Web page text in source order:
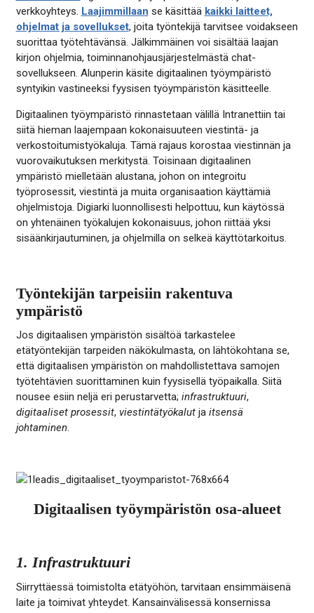
verkkoyhteys. Laajimmillaan se käsittää kaikki laitteet,
ohjelmat ja sovellukset, joita työntekijä tarvitsee voidakseen
suorittaa työtehtävänsä. Jälkimmäinen voi sisältää laajan
kirjon ohjelmia, toiminnanohjausjärjestelmästä chat-
sovellukseen. Alunperin käsite digitaalinen työympäristö
syntyikin vastineeksi fyysisen työympäristön käsitteelle.
Digitaalinen työympäristö rinnastetaan välillä Intranettiin tai
siitä hieman laajempaan kokonaisuuteen viestintä- ja
verkostoitumistyökaluja. Tämä rajaus korostaa viestinnän ja
vuorovaikutuksen merkitystä. Toisinaan digitaalinen
ympäristö mielletään alustana, johon on integroitu
työprosessit, viestintä ja muita organisaation käyttämiä
ohjelmistoja. Digiarki luonnollisesti helpottuu, kun käytössä
on yhtenäinen työkalujen kokonaisuus, johon riittää yksi
sisäänkirjautuminen, ja ohjelmilla on selkeä käyttötarkoitus.
Työntekijän tarpeisiin rakentuva
ympäristö
Jos digitaalisen ympäristön sisältöä tarkastelee
etätyöntekijän tarpeiden näkökulmasta, on lähtökohtana se,
että digitaalisen ympäristön on mahdollistettava samojen
työtehtävien suorittaminen kuin fyysisellä työpaikalla. Siitä
nousee esiin neljä eri perustarvetta; infrastruktuuri,
digitaaliset prosessit, viestintätyökalutja itsensä
johtaminen.
Digitaalisen työympäristön osa-alueet
1. Infrastruktuuri
Siirryttäessä toimistolta etätyöhön, tarvitaan ensimmäisenä
laite ja toimivat yhteydet. Kansainvälisessä konsernissa